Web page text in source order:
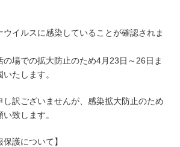
イルスに感染していることが確認されま
の場での拡大防止のため4月23日～26日ま
たします。
し訳ございませんが、感染拡大防止のため
致します。
保護について】